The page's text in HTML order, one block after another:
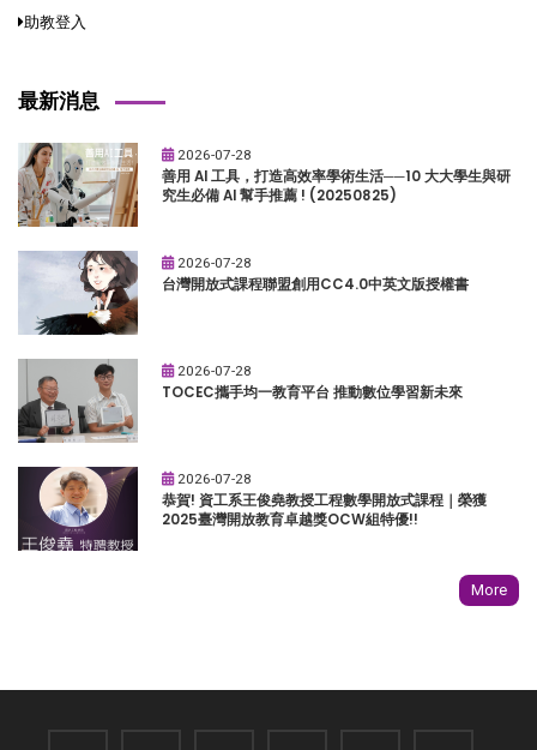
助教登入
最新消息
2026-07-28
善用 AI 工具，打造高效率學術生活──10 大大學生與研
究生必備 AI 幫手推薦 ! (20250825)
2026-07-28
台灣開放式課程聯盟創用CC4.0中英文版授權書
2026-07-28
TOCEC攜手均一教育平台 推動數位學習新未來
2026-07-28
恭賀! 資工系王俊堯教授工程數學開放式課程｜榮獲
2025臺灣開放教育卓越獎OCW組特優!!
More